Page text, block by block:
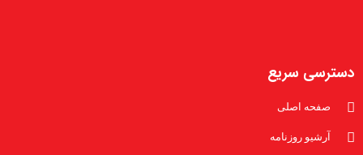
دسترسی سریع
صفحه اصلی
آرشیو روزنامه